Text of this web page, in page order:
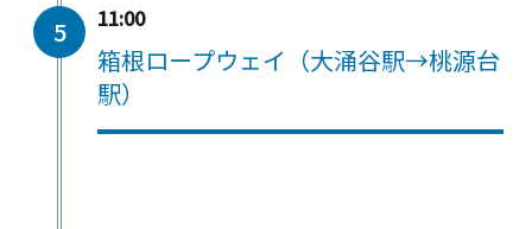
5 11:00
箱根ロープウェイ（大涌谷駅→桃源台
駅）